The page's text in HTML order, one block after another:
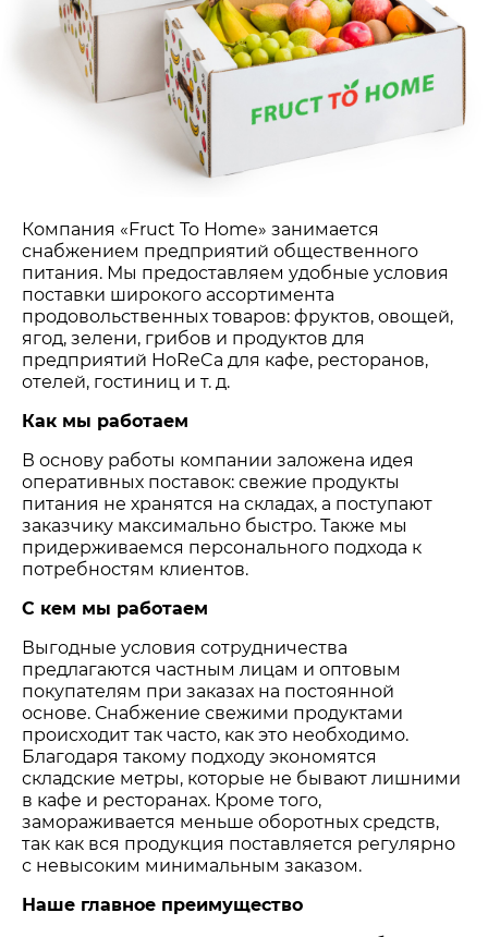
Компания «Fruct To Home» занимается
снабжением предприятий общественного
питания. Мы предоставляем удобные условия
поставки широкого ассортимента
продовольственных товаров: фруктов, овощей,
ягод, зелени, грибов и продуктов для
предприятий HoReCa для кафе, ресторанов,
отелей, гостиниц и т. д.
Как мы работаем
В основу работы компании заложена идея
оперативных поставок: свежие продукты
питания не хранятся на складах, а поступают
заказчику максимально быстро. Также мы
придерживаемся персонального подхода к
потребностям клиентов.
С кем мы работаем
Выгодные условия сотрудничества
предлагаются частным лицам и оптовым
покупателям при заказах на постоянной
основе. Снабжение свежими продуктами
происходит так часто, как это необходимо.
Благодаря такому подходу экономятся
складские метры, которые не бывают лишними
в кафе и ресторанах. Кроме того,
замораживается меньше оборотных средств,
так как вся продукция поставляется регулярно
с невысоким минимальным заказом.
Наше главное преимущество